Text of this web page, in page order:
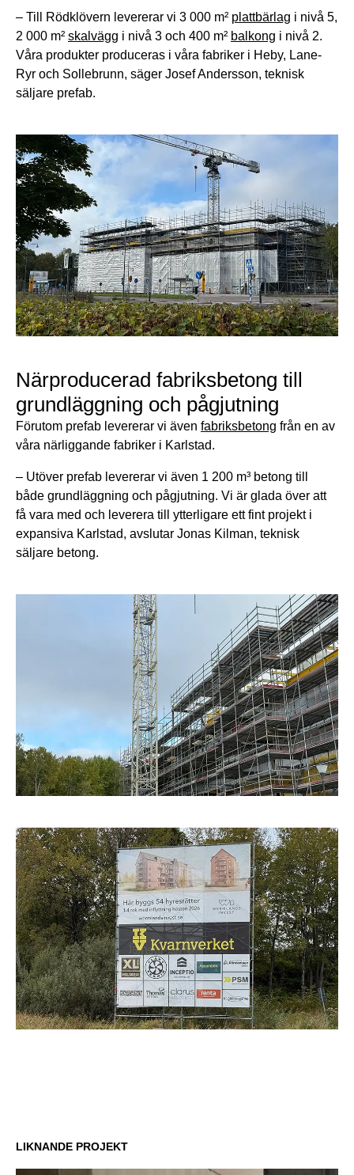
– Till Rödklövern levererar vi 3 000 m² plattbärlag i nivå 5,
2 000 m² skalvägg i nivå 3 och 400 m² balkong i nivå 2.
Våra produkter produceras i våra fabriker i Heby, Lane-
Ryr och Sollebrunn, säger Josef Andersson, teknisk
säljare prefab.
Närproducerad fabriksbetong till
grundläggning och pågjutning
Förutom prefab levererar vi även fabriksbetong från en av
våra närliggande fabriker i Karlstad.
– Utöver prefab levererar vi även 1 200 m³ betong till
både grundläggning och pågjutning. Vi är glada över att
få vara med och leverera till ytterligare ett fint projekt i
expansiva Karlstad, avslutar Jonas Kilman, teknisk
säljare betong.
LIKNANDE PROJEKT